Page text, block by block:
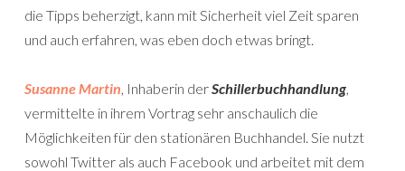
die Tipps beherzigt, kann mit Sicherheit viel Zeit sparen
und auch erfahren, was eben doch etwas bringt.
Susanne Martin, Inhaberin derSchillerbuchhandlung,
vermittelte in ihrem Vortrag sehr anschaulich die
Möglichkeiten für den stationären Buchhandel. Sie nutzt
sowohl Twitter als auch Facebook und arbeitet mit dem